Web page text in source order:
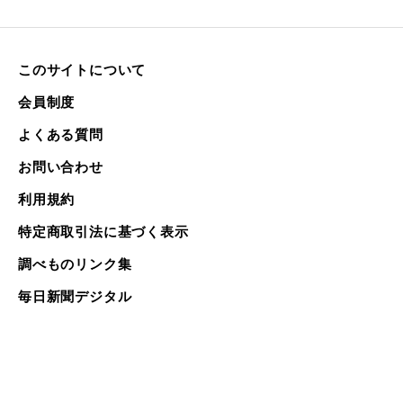
このサイトについて
会員制度
よくある質問
お問い合わせ
利用規約
特定商取引法に基づく表示
調べものリンク集
毎日新聞デジタル